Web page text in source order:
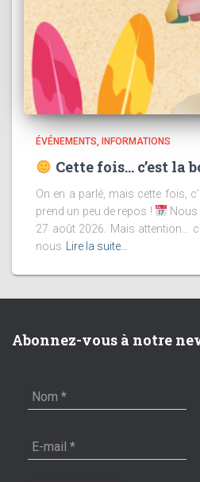
ÉVÉNEMENTS INFORMATIONS
Cette fois… c’est la
On en a parlé, mais cette fois,
prend un peu de repos !
Nous
27 août 2026. Mais attention…
nous
Lire la suite…
Abonnez-vous à notre